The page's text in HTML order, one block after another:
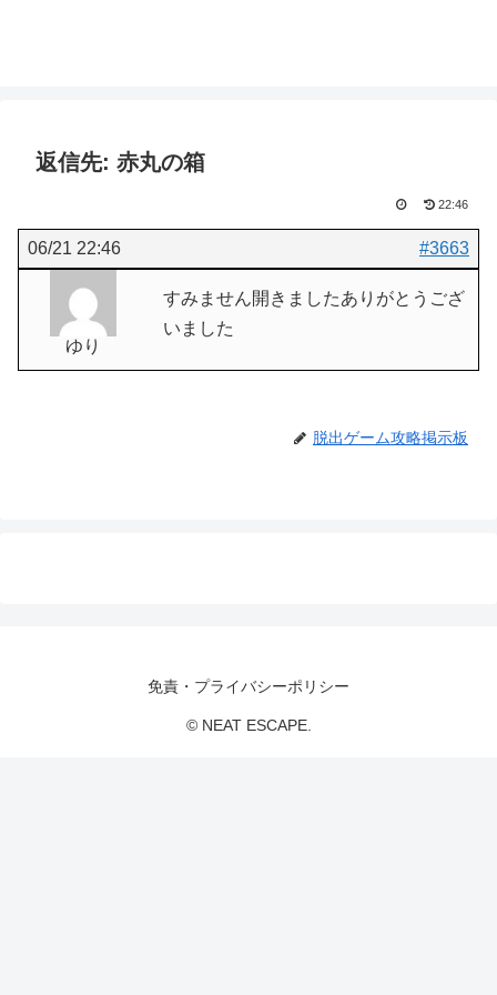
返信先: 赤丸の箱
22:46
06/21 22:46 #3663
ゆり
すみません開きましたありがとうござ
いました
脱出ゲーム攻略掲示板
免責・プライバシーポリシー
© NEAT ESCAPE.